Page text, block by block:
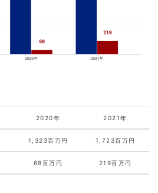
2020年 2021年
1,323百万円 1,723百万円
68百万円 219百万円